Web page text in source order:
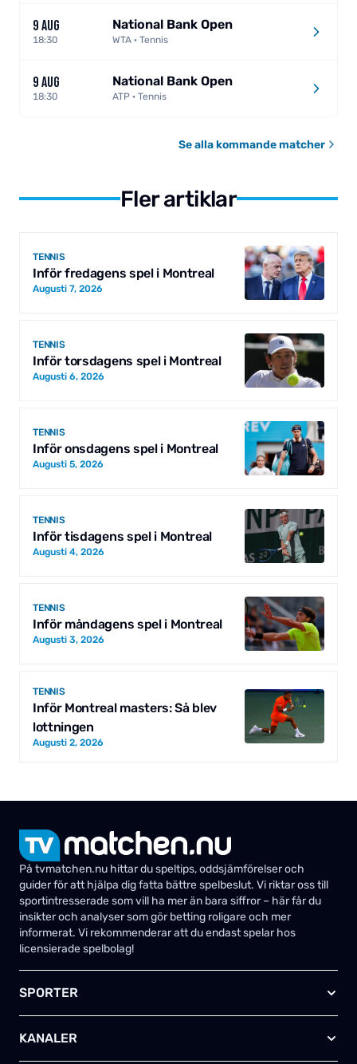
9 AUG
18:30
National Bank Open
WTA · Tennis
9 AUG
18:30
National Bank Open
ATP · Tennis
Se alla kommande matcher
Fler artiklar
TENNIS
Inför fredagens spel i Montreal
Augusti 7, 2026
TENNIS
Inför torsdagens spel i Montreal
Augusti 6, 2026
TENNIS
Inför onsdagens spel i Montreal
Augusti 5, 2026
TENNIS
Inför tisdagens spel i Montreal
Augusti 4, 2026
TENNIS
Inför måndagens spel i Montreal
Augusti 3, 2026
TENNIS
Inför Montreal masters: Så blev
lottningen
Augusti 2, 2026
På tvmatchen.nu hittar du speltips, oddsjämförelser och
guider för att hjälpa dig fatta bättre spelbeslut. Vi riktar oss till
sportintresserade som vill ha mer än bara siffror – här får du
insikter och analyser som gör betting roligare och mer
informerat. Vi rekommenderar att du endast spelar hos
licensierade spelbolag!
SPORTER
Ishockey
KANALER